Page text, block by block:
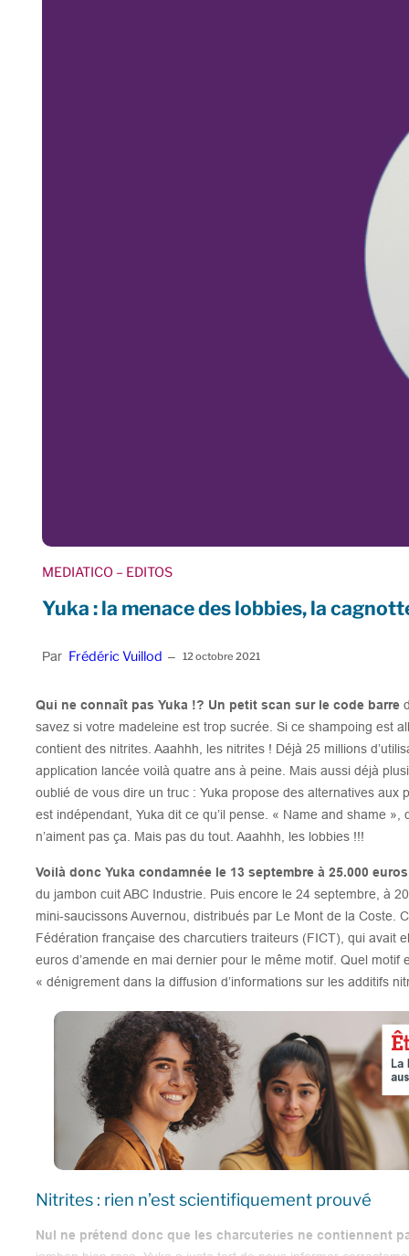
MEDIATICO – EDITOS
Yuka : la menace des lobbies, la
Par Frédéric Vuillod – 12 octobre 2021
Qui ne connaît pas Yuka !? Un petit scan sur le code barre
savez si votre madeleine est trop sucrée. Si ce shampoing est
contient des nitrites. Aaahhh, les nitrites ! Déjà 25 millions
application lancée voilà quatre ans à peine. Mais aussi déjà
oublié de vous dire un truc : Yuka propose des alternatives aux
est indépendant, Yuka dit ce qu’il pense. « Name and shame
n’aiment pas ça. Mais pas du tout. Aaahhh, les lobbies !!!
Voilà donc Yuka condamnée le 13 septembre à 25.000 euros
du jambon cuit ABC Industrie. Puis encore le 24 septembre, à
mini-saucissons Auvernou, distribués par Le Mont de la Coste.
Fédération française des charcutiers traiteurs (FICT), qui avait
euros d’amende en mai dernier pour le même motif. Quel motif
« dénigrement dans la diffusion d’informations sur les additifs
Nitrites : rien n’est scientifiquement prouvé
Nul ne prétend donc que les charcuteries ne contiennent